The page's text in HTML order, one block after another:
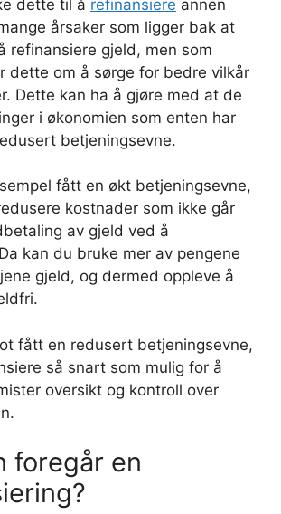
dette til å refinansiere annen
årsaker som ligger bak at
refinansiere gjeld, men som
dette om å sørge for bedre vilkår
Dette kan ha å gjøre med at de
i økonomien som enten har
betjeningsevne.
fått en økt betjeningsevne,
kostnader som ikke går
av gjeld ved å
kan du bruke mer av pengene
gjeld, og dermed oppleve å
fått en redusert betjeningsevne,
så snart som mulig for å
oversikt og kontroll over
foregår en